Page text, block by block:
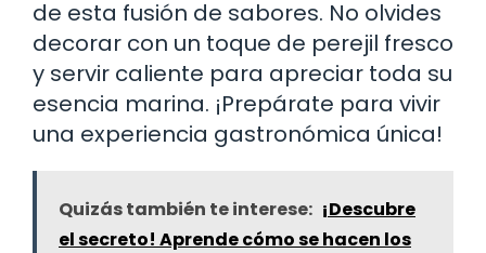
de esta fusión de sabores. No olvides
decorar con un toque de perejil fresco
y servir caliente para apreciar toda su
esencia marina. ¡Prepárate para vivir
una experiencia gastronómica única!
Quizás también te interese: ¡Descubre
el secreto! Aprende cómo se hacen los